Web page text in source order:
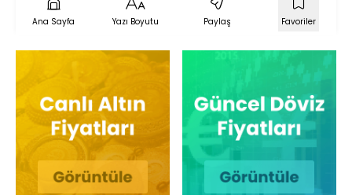
Ana Sayfa Yazı Boyutu Paylaş Favoriler